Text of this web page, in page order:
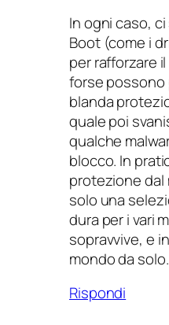
In ogni caso,
Boot (come i
per rafforzare
forse possono
blanda
quale poi
qualche
blocco. In
protezione dal
solo una
dura per i vari
sopravvive, e
mondo da solo.
Rispondi